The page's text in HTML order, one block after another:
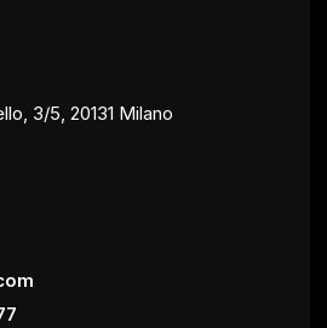
3/5, 20131 Milano